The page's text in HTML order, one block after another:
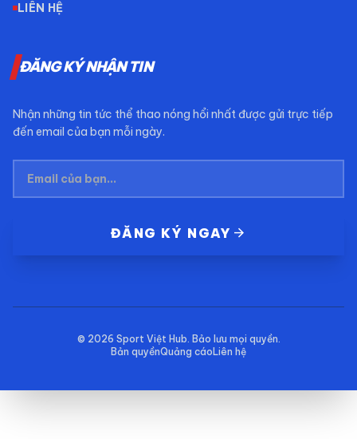
LIÊN HỆ
ĐĂNG KÝ NHẬN TIN
Nhận những tin tức thể thao nóng hổi nhất được gửi trực tiếp
đến email của bạn mỗi ngày.
ĐĂNG KÝ NGAY arrow_forward
© 2026 Sport Việt Hub. Bảo lưu mọi quyền.
Bản quyềnQuảng cáo Liên hệ